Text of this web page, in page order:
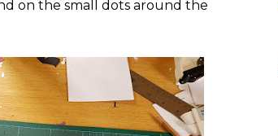
on the small dots around the